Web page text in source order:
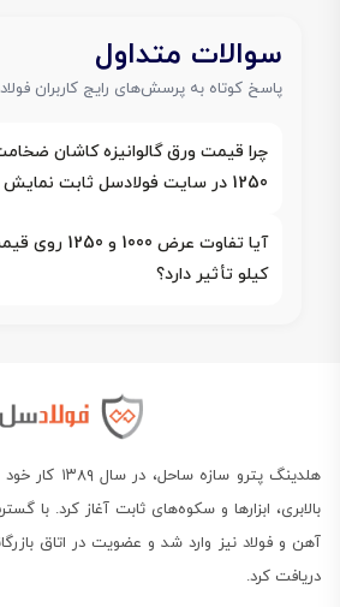
سوالات متداول
پاسخ کوتاه به پرسش‌های رایج کاربران
1250 در سایت فولادسل ثابت نمایش داده نمی‌شود؟
آیا تفاوت عرض
کیلو تأثیر دارد؟
هلدینگ پترو
بالابری، ابزارها و سکوه‌های ثابت آغاز کرد. با
آهن و فولاد نیز وارد شد و عضویت در اتاق
دریافت کرد.